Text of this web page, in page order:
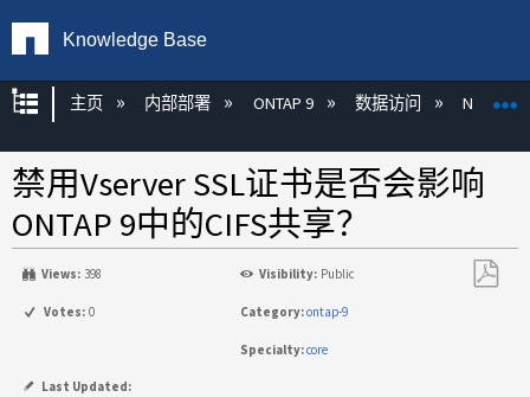
Knowledge Base
扩展/隐缩全局层次
主页 内部部署 ONTAP 9 数据访问 NAS
禁用Vserver SSL证书是否会影响
ONTAP 9中的CIFS共享？
Views: 398 Visibility: Public
Votes: 0 Category:ontap-9
Specialty:core
Last Updated: